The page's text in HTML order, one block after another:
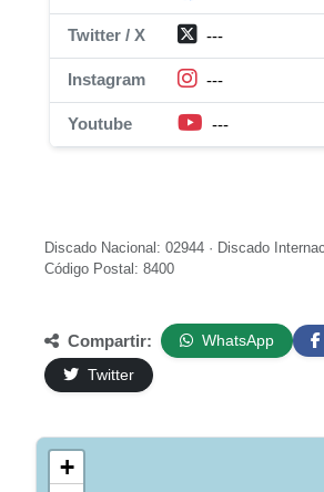
Twitter / X ---
Instagram ---
Youtube ---
Discado Nacional: 02944 · Discado
Código Postal: 8400
Compartir: WhatsApp
Twitter
+